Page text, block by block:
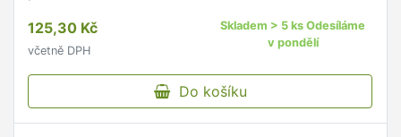
125,30 Kč
včetně DPH
Skladem > 5 ks Odesíláme
v pondělí
Do košíku